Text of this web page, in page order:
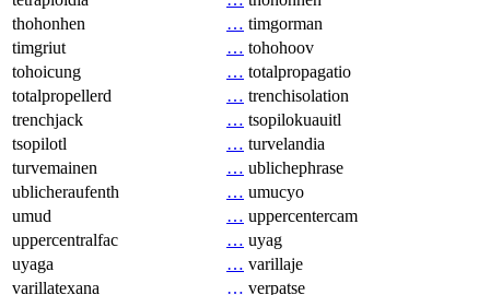
thohonhen
… timgorman
timgriut
… tohohoov
tohoicung
… totalpropagatio
totalpropellerd
… trenchisolation
trenchjack
… tsopilokuauitl
tsopilotl
… turvelandia
turvemainen
… ublichephrase
ublicheraufenth
… umucyo
umud
… uppercentercam
uppercentralfac
… uyag
uyaga
… varillaje
varillatexana
… verpatse